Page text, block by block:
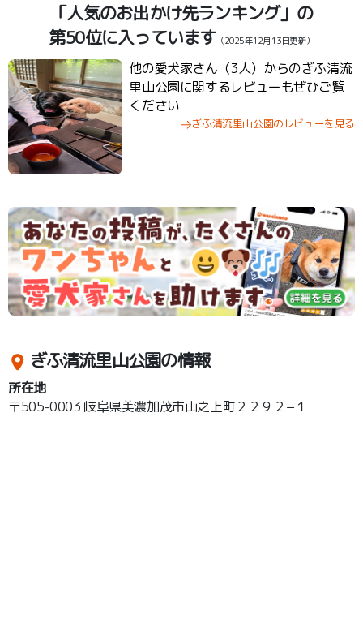
「人気のお出かけ先ランキング」の
第50位に入っています （2025年12月13日更新）
他の愛犬家さん（3人）からのぎふ清流
里山公園に関するレビューもぜひご覧
ください
ぎふ清流里山公園のレビューを見る
ぎふ清流里山公園の情報
所在地
〒505-0003 岐阜県美濃加茂市山之上町２２９２−１